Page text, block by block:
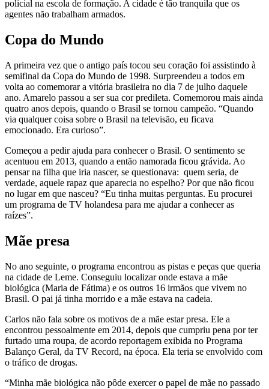
policial na escola de formação. A cidade é tão tranquila que os
agentes não trabalham armados.
Copa do Mundo
A primeira vez que o antigo país tocou seu coração foi assistindo à
semifinal da Copa do Mundo de 1998. Surpreendeu a todos em
volta ao comemorar a vitória brasileira no dia 7 de julho daquele
ano. Amarelo passou a ser sua cor predileta. Comemorou mais ainda
quatro anos depois, quando o Brasil se tornou campeão. “Quando
via qualquer coisa sobre o Brasil na televisão, eu ficava
emocionado. Era curioso”.
Começou a pedir ajuda para conhecer o Brasil. O sentimento se
acentuou em 2013, quando a então namorada ficou grávida. Ao
pensar na filha que iria nascer, se questionava: quem seria, de
verdade, aquele rapaz que aparecia no espelho? Por que não ficou
no lugar em que nasceu? “Eu tinha muitas perguntas. Eu procurei
um programa de TV holandesa para me ajudar a conhecer as
raízes”.
Mãe presa
No ano seguinte, o programa encontrou as pistas e peças que queria
na cidade de Leme. Conseguiu localizar onde estava a mãe
biológica (Maria de Fátima) e os outros 16 irmãos que vivem no
Brasil. O pai já tinha morrido e a mãe estava na cadeia.
Carlos não fala sobre os motivos de a mãe estar presa. Ele a
encontrou pessoalmente em 2014, depois que cumpriu pena por ter
furtado uma roupa, de acordo reportagem exibida no Programa
Balanço Geral, da TV Record, na época. Ela teria se envolvido com
o tráfico de drogas.
“Minha mãe biológica não pôde exercer o papel de mãe no passado